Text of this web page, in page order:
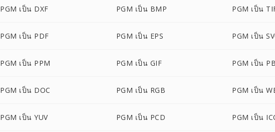
PGM เป็น DXF PGM เป็น BMP PGM เป็น
PGM เป็น PDF PGM เป็น EPS PGM เป็น
PGM เป็น PPM PGM เป็น GIF PGM เป็น
PGM เป็น DOC PGM เป็น RGB PGM เป็น
PGM เป็น YUV PGM เป็น PCD PGM เป็น